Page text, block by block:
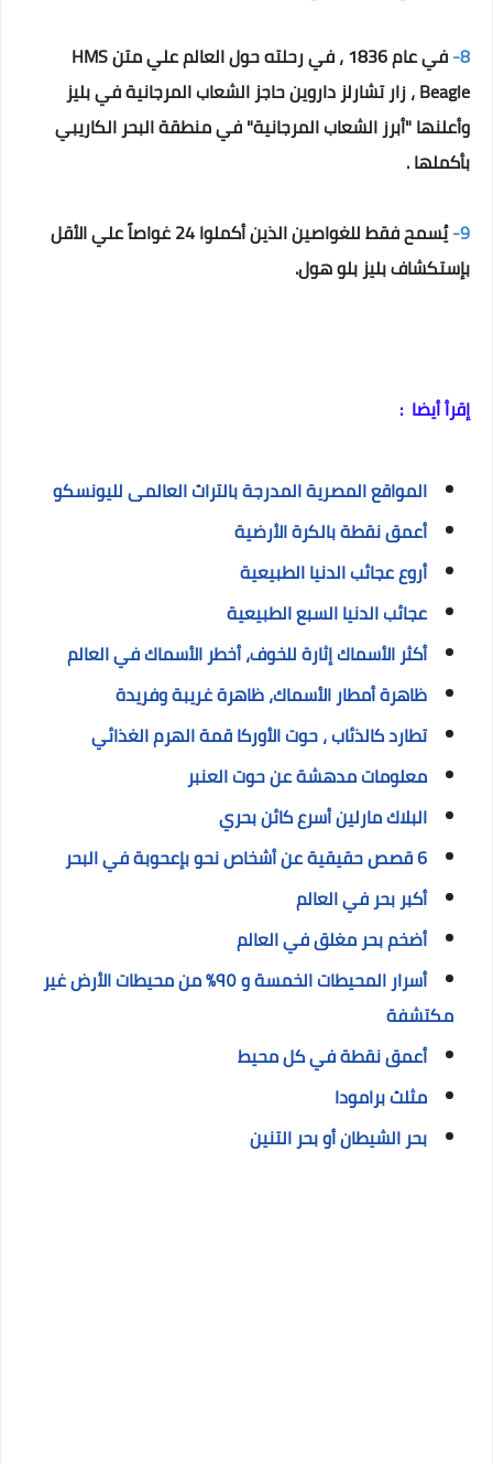
8-
في عام 1836 ، في رحلته حول العالم علي متن HMS
Beagle ، زار تشارلز داروين حاجز الشعاب المرجانية في بليز
وأعلنها "أبرز الشعاب المرجانية" في منطقة البحر الكاريبي
بأكملها .
9-
يُسمح فقط للغواصين الذين أكملوا 24 غواصاً علي الأقل
بإستكشاف بليز بلو هول.
إقرأ أيضا :
المواقع المصرية المدرجة بالتراث العالمى لليونسكو
أعمق نقطة بالكرة الأرضية
أروع عجائب الدنيا الطبيعية
عجائب الدنيا السبع الطبيعية
أكثر الأسماك إثارة للخوف، أخطر الأسماك في العالم
ظاهرة أمطار الأسماك، ظاهرة غريبة وفريدة
تطارد كالذئاب ، حوت الأوركا قمة الهرم الغذائي
معلومات مدهشة عن حوت العنبر
البلاك مارلين أسرع كائن بحري
6 قصص حقيقية عن أشخاص نحو بإعحوبة في البحر
أكبر بحر في العالم
أضخم بحر مغلق في العالم
أسرار المحيطات الخمسة و ٩٥% من محيطات الأرض غير
مكتشفة
أعمق نقطة في كل محيط
مثلث برامودا
بحر الشيطان أو بحر التنين